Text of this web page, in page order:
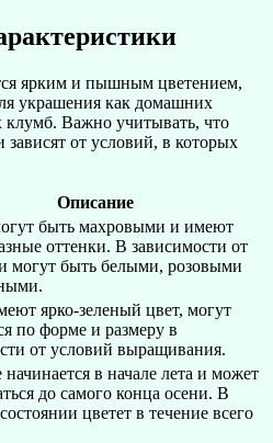
ярким и пышным цветением,
украшения как домашних
клумб. Важно учитывать, что
от условий, в которых
Описание
быть махровыми и имеют
оттенки. В зависимости от
могут быть белыми, розовыми
ярко-зеленый цвет, могут
по форме и размеру в
от условий выращивания.
в начале лета и может
до самого конца осени. В
цветет в течение всего